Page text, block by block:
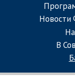
Новости
В